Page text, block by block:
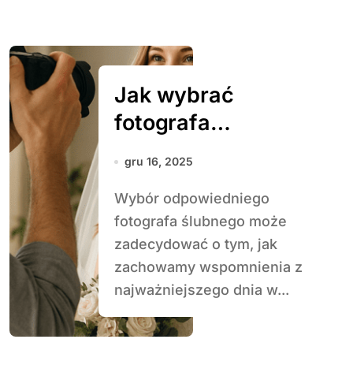
Jak wybrać
fotografa
ślubnego – na co
gru 16, 2025
Wybór odpowiedniego
fotografa ślubnego może
zadecydować o tym, jak
zachowamy wspomnienia z
najważniejszego dnia w...